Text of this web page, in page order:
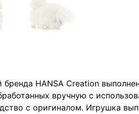
HANSA Creation
вручную с
с оригиналом. Игрушка